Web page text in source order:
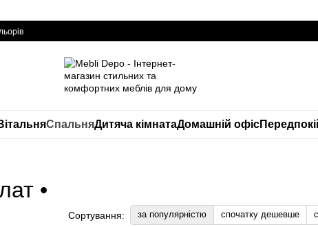
СпальняДитяча кімнатаДомашній офіс
•
Сортування: за популярністю спочатку дешевше